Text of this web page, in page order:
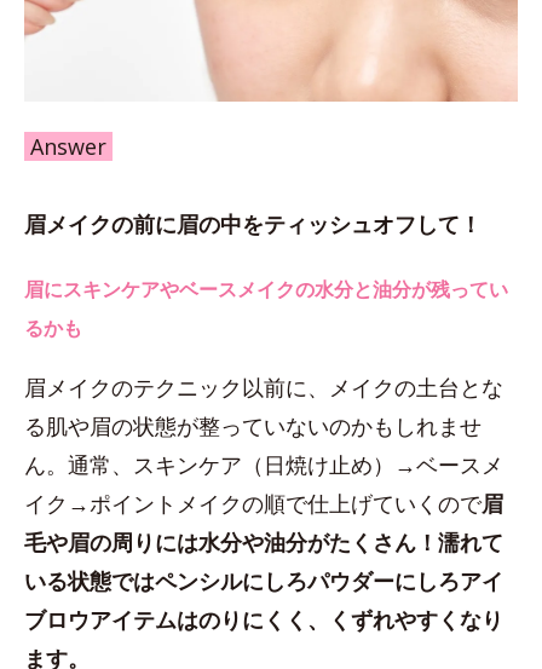
Answer
眉メイクの前に眉の中をティッシュオフして！
眉にスキンケアやベースメイクの水分と油分が残ってい
るかも
眉メイクのテクニック以前に、メイクの土台とな
る肌や眉の状態が整っていないのかもしれませ
ん。通常、スキンケア（日焼け止め）→ベースメ
イク→ポイントメイクの順で仕上げていくので眉
毛や眉の周りには水分や油分がたくさん！濡れて
いる状態ではペンシルにしろパウダーにしろアイ
ブロウアイテムはのりにくく、くずれやすくなり
ます。